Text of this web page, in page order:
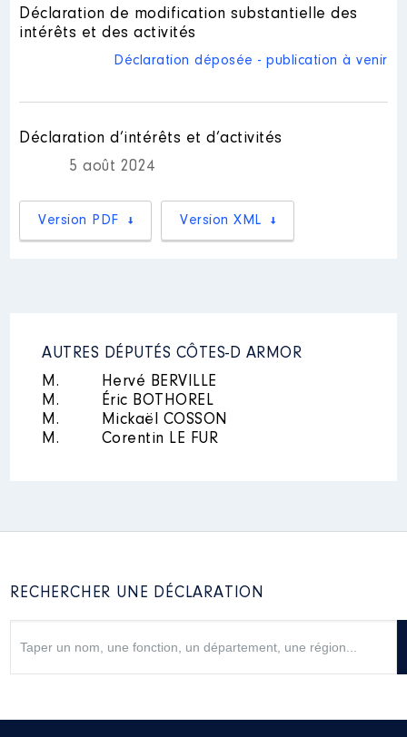
Description des autres activités
professionnelles exercées :
attachée parlementaire
│ Employeur
professionnelles exercées :
attaché parlementaire│ Employeur :
Déclaration de modification substantielle des
intérêts et des activités
Déclaration déposée - publication à venir
Déclaration d’intérêts et d’activités
5 août 2024
Version PDF Version XML
AUTRES DÉPUTÉS CÔTES-D ARMOR
M.
Hervé BERVILLE
M.
Éric BOTHOREL
M.
Mickaël COSSON
M.
Corentin LE FUR
RECHERCHER UNE DÉCLARATION